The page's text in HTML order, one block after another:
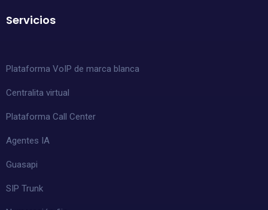
Servicios
Plataforma VoIP de marca blanca
Centralita virtual
Plataforma Call Center
Agentes IA
Guasapi
SIP Trunk